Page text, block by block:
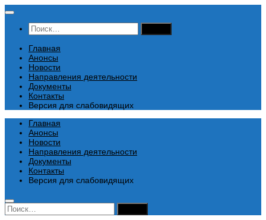
Перейти
содержимому
Найти:
Главная
Анонсы
Новости
Направления деятельности
Документы
Контакты
Версия для слабовидящих
Главная
Анонсы
Новости
Направления деятельности
Документы
Контакты
Версия для слабовидящих
Найти: